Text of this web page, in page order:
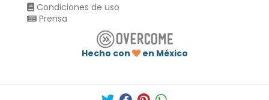
Condiciones de uso
Prensa
Hecho con
en México